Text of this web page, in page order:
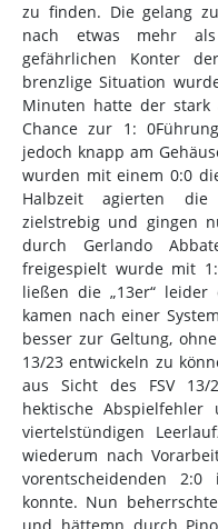
zu finden. Die gelang
nach etwas mehr
gefährlichen Konter
brenzlige Situation
Minuten hatte der stark
Chance zur 1:
jedoch knapp am
wurden mit einem 0:0
Halbzeit agierten
zielstrebig und gingen
durch Gerlando
freigespielt wurde mit
ließen die „13er“
kamen nach einer
besser zur Geltung,
13/23 entwickeln zu
aus Sicht des FSV
hektische
viertelstündigen
wiederum nach
vorentscheidenden
konnte. Nun